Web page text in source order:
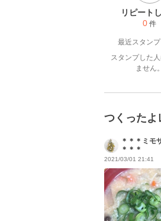
リピート
0 件
最近スタン
スタンプした
ません。
つくったよ
＊＊＊ミモ
＊＊＊
2021/03/01 21:41